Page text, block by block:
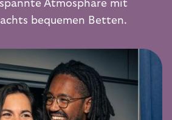
Atmosphäre mit
bequemen Betten.